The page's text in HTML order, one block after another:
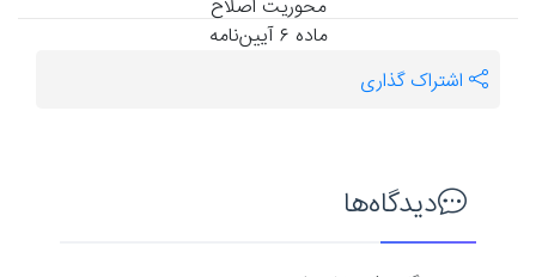
اشتراک گذاری
دیدگاه‌ها